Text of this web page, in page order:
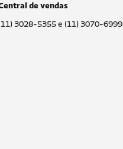
de vendas
3028-5355 e (11) 3070-6999